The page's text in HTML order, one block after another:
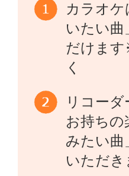
カラオ
いたい曲
だけま
く
リコー
お持ちの
みたい曲
いただき